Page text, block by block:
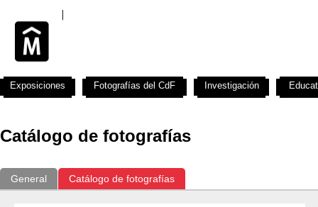
Catálogo de fotografías
General Catálogo de fotografías
Exposiciones Fotografías del CdF Investigación